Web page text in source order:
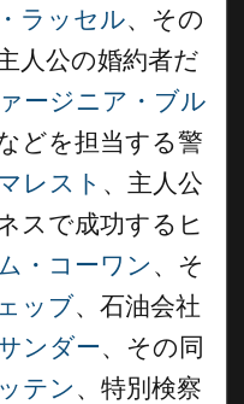
ラッセル、その
人公の婚約者だ
ージニア・ブル
どを担当する警
レスト 、主人公
スで成功するヒ
・コーワン 、そ
ッブ、石油会社
ンダー、その同
テン 、特別検察